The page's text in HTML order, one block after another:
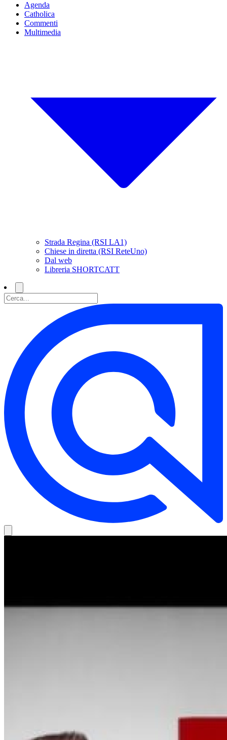
Agenda
Catholica
Commenti
Multimedia
Strada Regina (RSI LA1)
Chiese in diretta (RSI ReteUno)
Dal web
Libreria SHORTCATT